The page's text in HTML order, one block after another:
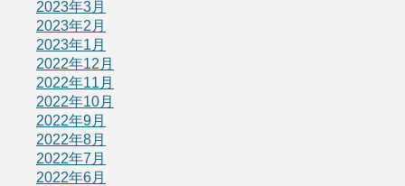
2023年3月
2023年2月
2023年1月
2022年12月
2022年11月
2022年10月
2022年9月
2022年8月
2022年7月
2022年6月